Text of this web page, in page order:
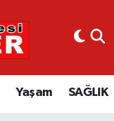
Yaşam SAĞLIK